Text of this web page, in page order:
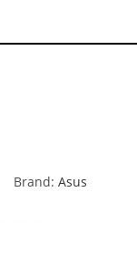
Brand: Asus